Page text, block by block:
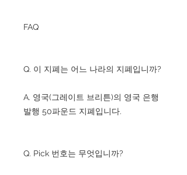
FAQ
Q. 이 지폐는 어느 나라의 지폐입니까?
A. 영국(그레이트 브리튼)의 영국 은행
발행 50파운드 지폐입니다.
Q. Pick 번호는 무엇입니까?